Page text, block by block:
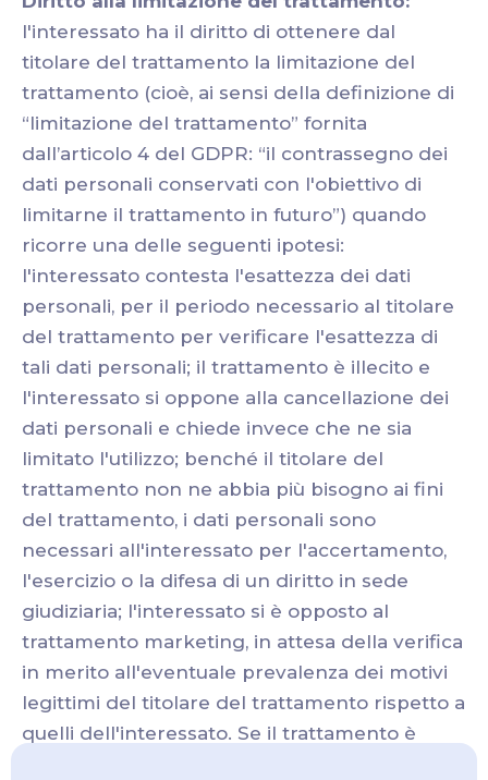
l'interessato ha il diritto di ottenere dal
titolare del trattamento la limitazione del
trattamento (cioè, ai sensi della definizione di
“limitazione del trattamento” fornita
dall’articolo 4 del GDPR: “il contrassegno dei
dati personali conservati con l'obiettivo di
limitarne il trattamento in futuro”) quando
ricorre una delle seguenti ipotesi:
l'interessato contesta l'esattezza dei dati
personali, per il periodo necessario al titolare
del trattamento per verificare l'esattezza di
tali dati personali; il trattamento è illecito e
l'interessato si oppone alla cancellazione dei
dati personali e chiede invece che ne sia
limitato l'utilizzo; benché il titolare del
trattamento non ne abbia più bisogno ai fini
del trattamento, i dati personali sono
necessari all'interessato per l'accertamento,
l'esercizio o la difesa di un diritto in sede
giudiziaria; l'interessato si è opposto al
trattamento marketing, in attesa della verifica
in merito all'eventuale prevalenza dei motivi
legittimi del titolare del trattamento rispetto a
quelli dell'interessato. Se il trattamento è